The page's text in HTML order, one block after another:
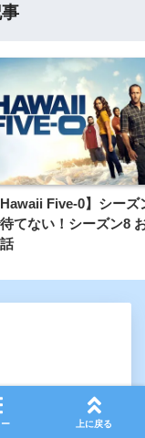
Hawaii Five-0】シーズ
てない！シーズン8
。
ー 上に戻る